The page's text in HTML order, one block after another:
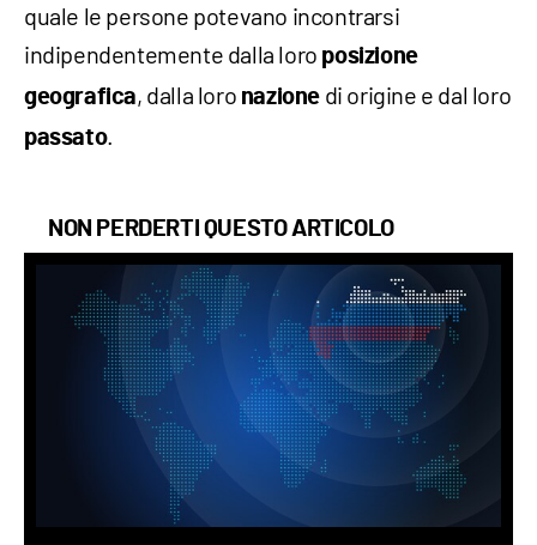
quale le persone potevano incontrarsi
indipendentemente dalla loro posizione
geografica, dalla loro nazione di origine e dal loro
passato.
NON PERDERTI QUESTO ARTICOLO